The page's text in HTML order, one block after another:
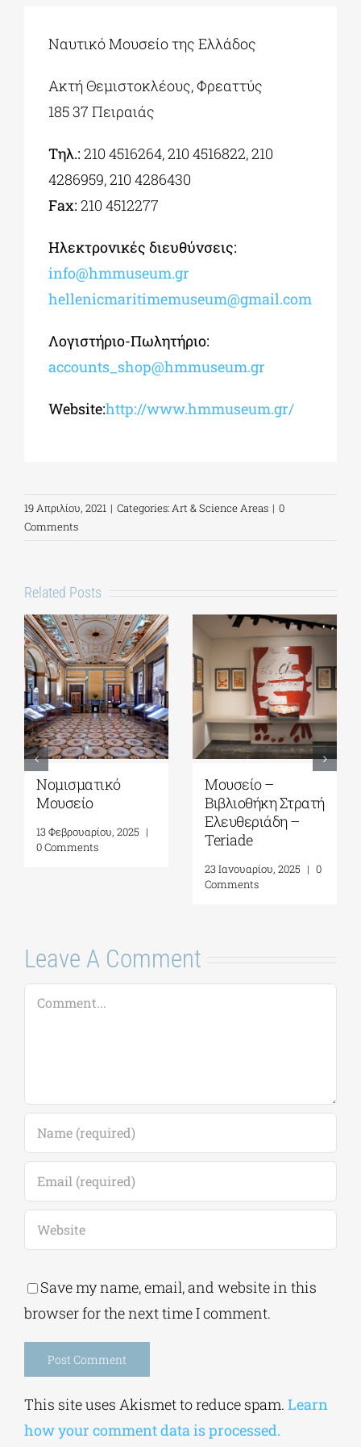
ΔΙΔΑΚΤΟΡΙΚΑ
ΠΟΛΙΤΙΣΤΙΚΟΙ ΦΟΡΕΙΣ
ΧΩΡΟΙ ΤΕΧΝΗΣ
Ναυτικό Μουσείο της Ελλάδος
Ακτή Θεμιστοκλέους, Φρεαττύς
185 37 Πειραιάς
Τηλ.: 210 4516264, 210 4516822, 210
4286959, 210 4286430
Fax: 210 4512277
Ηλεκτρονικές διευθύνσεις:
info@hmmuseum.gr
hellenicmaritimemuseum@gmail.com
Λογιστήριο-Πωλητήριο:
accounts_shop@hmmuseum.gr
Website:http://www.hmmuseum.gr/
19 Απριλίου, 2021 | Categories:Art & Science Areas | 0
Comments
Related Posts
Νομισματικό
Μουσείο
13 Φεβρουαρίου, 2025 |
0 Comments
Μουσείο –
Βιβλιοθήκη Στρατή
Ελευθεριάδη –
Teriade
23 Ιανουαρίου, 2025 | 0
Comments
Leave A Comment
Comment
Save my name, email, and website in this
browser for the next time I comment.
This site uses Akismet to reduce spam. Learn
how your comment data is processed.